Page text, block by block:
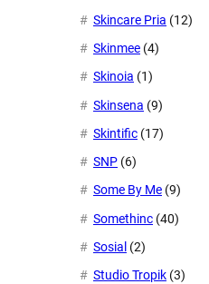
Skincare Pria (12)
Skinmee (4)
Skinoia (1)
Skinsena (9)
Skintific (17)
SNP (6)
Some By Me (9)
Somethinc (40)
Sosial (2)
Studio Tropik (3)